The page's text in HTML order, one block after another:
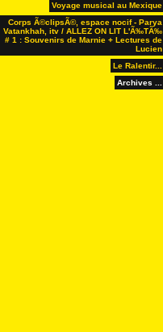
Voyage musical au Mexique
Corps Ã©clipsÃ©, espace nocif - Parya
Vatankhah, itv / ALLEZ ON LIT L'Ã‰TÃ‰
# 1 : Souvenirs de Marnie + Lectures de
Lucien
Le Ralentir...
Archives ...